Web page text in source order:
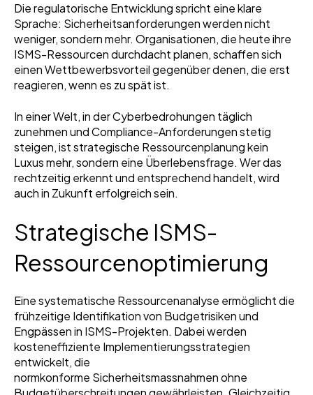
Die regulatorische Entwicklung spricht eine klare
Sprache: Sicherheitsanforderungen werden nicht
weniger, sondern mehr. Organisationen, die heute ihre
ISMS-Ressourcen durchdacht planen, schaffen sich
einen Wettbewerbsvorteil gegenüber denen, die erst
reagieren, wenn es zu spät ist.
In einer Welt, in der Cyberbedrohungen täglich
zunehmen und Compliance-Anforderungen stetig
steigen, ist strategische Ressourcenplanung kein
Luxus mehr, sondern eine Überlebensfrage. Wer das
rechtzeitig erkennt und entsprechend handelt, wird
auch in Zukunft erfolgreich sein.
Strategische ISMS-
Ressourcenoptimierung
Eine systematische Ressourcenanalyse ermöglicht die
frühzeitige Identifikation von Budgetrisiken und
Engpässen in ISMS-Projekten. Dabei werden
kosteneffiziente Implementierungsstrategien
entwickelt, die
normkonforme Sicherheitsmassnahmen ohne